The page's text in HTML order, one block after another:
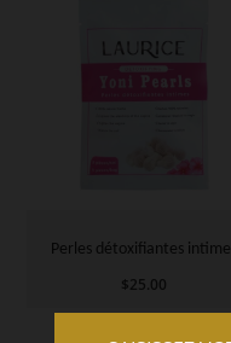
Perles détoxifiantes
$25.00